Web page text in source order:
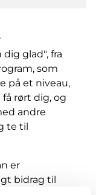
glad", fra
som
på et niveau,
rørt dig, og
andre
te til
er
bidrag til